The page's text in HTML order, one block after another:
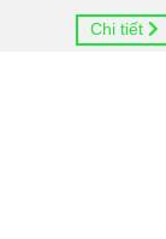
Chi tiết